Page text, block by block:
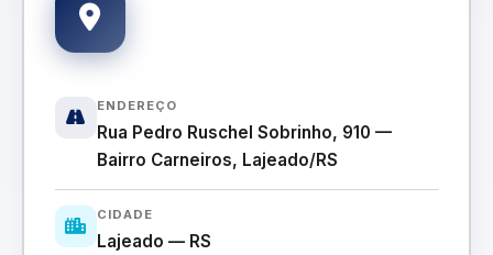
ENDEREÇO
Rua Pedro Ruschel Sobrinho, 910 —
Bairro Carneiros, Lajeado/RS
CIDADE
Lajeado — RS